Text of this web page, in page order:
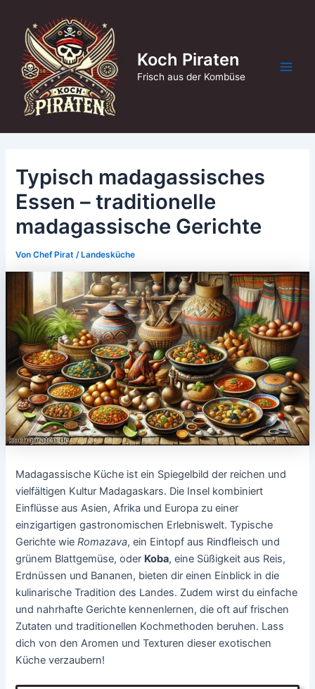
springen
Koch Piraten
Frisch aus der Kombüse
Typisch madagassisches
Essen – traditionelle
madagassische Gerichte
VonChef Pirat/ Landesküche
Madagassische Küche ist ein Spiegelbild der reichen und
vielfältigen Kultur Madagaskars. Die Insel kombiniert
Einflüsse aus Asien, Afrika und Europa zu einer
einzigartigen gastronomischen Erlebniswelt. Typische
Gerichte wieRomazava, ein Eintopf aus Rindfleisch und
grünem Blattgemüse, oder Koba, eine Süßigkeit aus Reis,
Erdnüssen und Bananen, bieten dir einen Einblick in die
kulinarische Tradition des Landes. Zudem wirst du einfache
und nahrhafte Gerichte kennenlernen, die oft auf frischen
Zutaten und traditionellen Kochmethoden beruhen. Lass
dich von den Aromen und Texturen dieser exotischen
Küche verzaubern!